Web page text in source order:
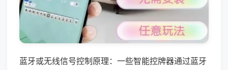
蓝牙或无线信号控制原理：一些智能控牌器通过蓝牙